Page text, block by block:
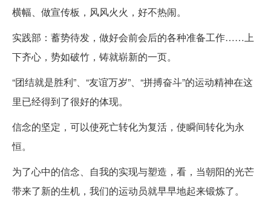
横幅、做宣传板，风风火火，好不热闹。
实践部：蓄势待发，做好会前会后的各种准备工作……上
下齐心，势如破竹，铸就崭新的一页。
“团结就是胜利”、“友谊万岁”、“拼搏奋斗”的运动精神在这
里已经得到了很好的体现。
信念的坚定，可以使死亡转化为复活，使瞬间转化为永
恒。
为了心中的信念、自我的实现与塑造，看，当朝阳的光芒
带来了新的生机，我们的运动员就早早地起来锻炼了。